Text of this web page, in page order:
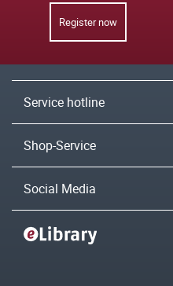
Register now
Service hotline
Shop-Service
Social Media